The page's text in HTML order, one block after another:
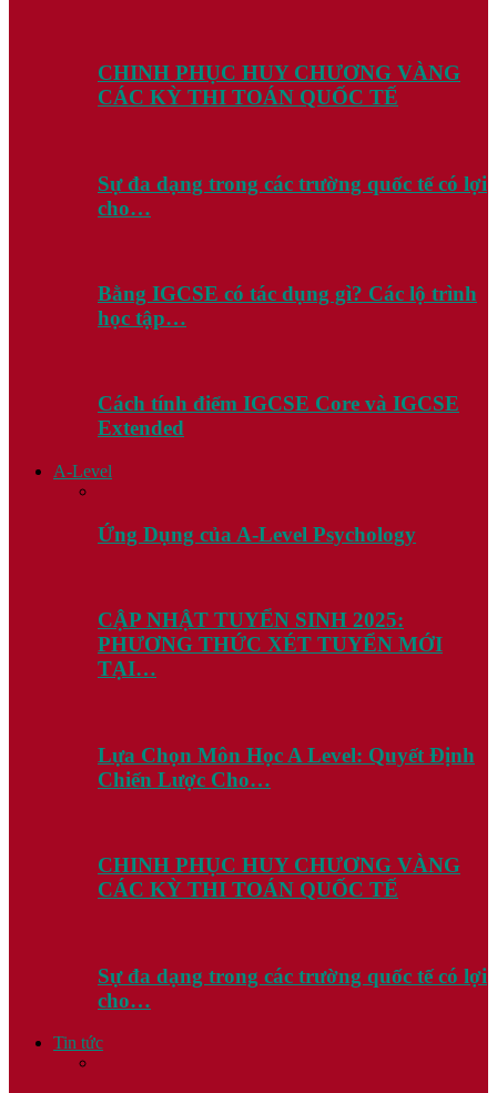
CHINH PHỤC HUY CHƯƠNG VÀNG
CÁC KỲ THI TOÁN QUỐC TẾ
Sự đa dạng trong các trường quốc tế có lợi
cho…
Bằng IGCSE có tác dụng gì? Các lộ trình
học tập…
Cách tính điểm IGCSE Core và IGCSE
Extended
A-Level
Ứng Dụng của A-Level Psychology
CẬP NHẬT TUYỂN SINH 2025:
PHƯƠNG THỨC XÉT TUYỂN MỚI
TẠI…
Lựa Chọn Môn Học A Level: Quyết Định
Chiến Lược Cho…
CHINH PHỤC HUY CHƯƠNG VÀNG
CÁC KỲ THI TOÁN QUỐC TẾ
Sự đa dạng trong các trường quốc tế có lợi
cho…
Tin tức